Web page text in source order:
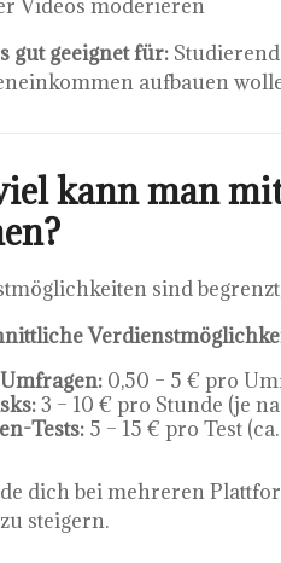
Videos moderieren
gut geeignet für:
aufbauen
kann man
sind
0,50 – 5 € pro
3 – 10 € pro Stunde (je
Tests: 5 – 15 € pro Test
dich bei mehreren
steigern.